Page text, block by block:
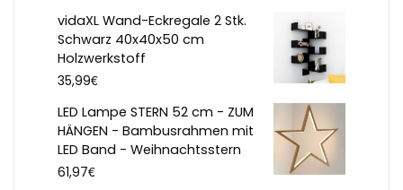
vidaXL Wand-Eckregale 2 Stk.
Schwarz 40x40x50 cm
Holzwerkstoff
35,99€
LED Lampe STERN 52 cm - ZUM
HÄNGEN - Bambusrahmen mit
LED Band - Weihnachtsstern
61,97€